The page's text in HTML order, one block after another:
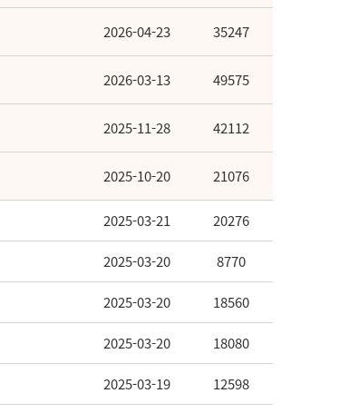
2026-04-23 35247
2026-03-13 49575
2025-11-28 42112
2025-10-20 21076
2025-03-21 20276
2025-03-20 8770
2025-03-20 18560
2025-03-20 18080
2025-03-19 12598